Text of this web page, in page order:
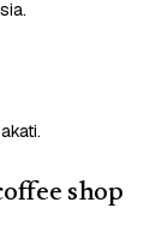
shop